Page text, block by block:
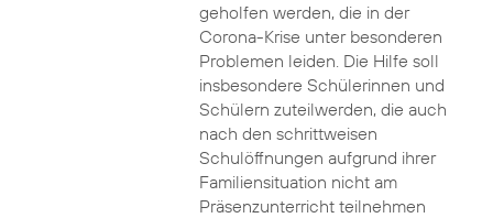
geholfen werden, die in der
Corona-Krise unter besonderen
Problemen leiden. Die Hilfe soll
insbesondere Schülerinnen und
Schülern zuteilwerden, die auch
nach den schrittweisen
Schulöffnungen aufgrund ihrer
Familiensituation nicht am
Präsenzunterricht teilnehmen